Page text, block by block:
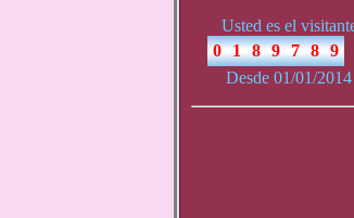
Usted es el
Desde 01/01/2014